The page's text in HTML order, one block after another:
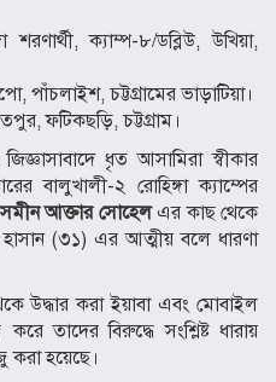
শরণার্থী, ক্যাম্প-৮/ডব্লিউ, উখিয়া,
পাঁচলাইশ, চট্টগ্রামের ভাড়াটিয়া।
ফটিকছড়ি, চট্টগ্রাম।
ধৃত আসামিরা স্বীকার
বালুখালী-২ রোহিঙ্গা ক্যাম্পের
সমীন আক্তার সোহেলএর কাছ থেকে
(৩১) এর আত্মীয় বলে ধারণা
উদ্ধার করা ইয়াবা এবং মোবাইল
তাদের বিরুদ্ধে সংশ্লিষ্ট ধারায়
করা হয়েছে।